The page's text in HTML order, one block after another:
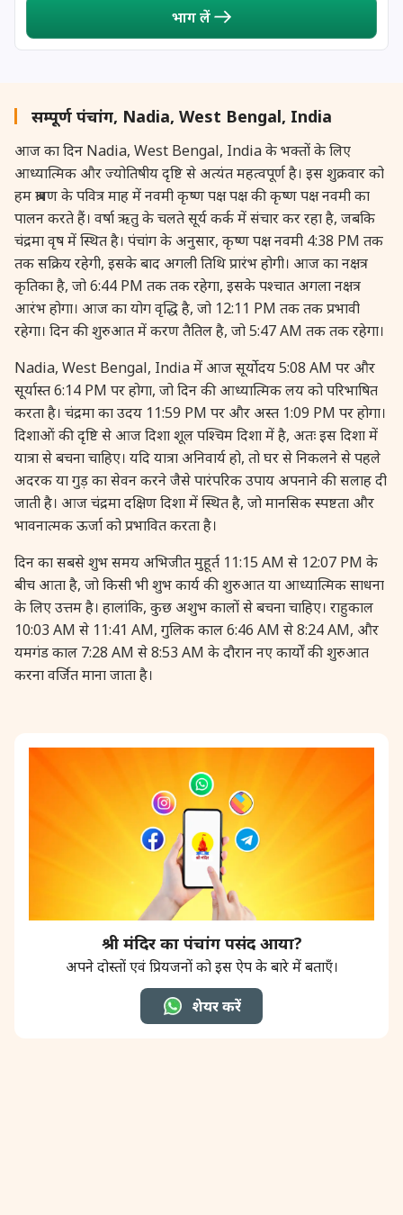
Shravana Purnima Vrat
28 August, 2026 Chandra Grahan *Anshika
28 August, 2026 Gayatri Jayanti
28 August, 2026 Narali Purnima
28 August, 2026 Rakhi
28 August, 2026 Raksha Bandhan
28 August, 2026 Sanskrit Diwas
28 August, 2026 Shravana Purnima
28 August, 2026 Varalakshmi Vrat
29 August, 2026 Bhadrapada Begins *North
29 August, 2026 Gayatri Japam
31 August, 2026 Bahula Chaturthi
Heramba Sankashti Chaturthi
31 August, 2026 Maha Sangada Hara Chathurti
भाग लें
सम्पूर्ण पंचांग, Nadia, West Bengal, India
आज का दिन Nadia, West Bengal, India के भक्तों के लिए
आध्यात्मिक और ज्योतिषीय दृष्टि से अत्यंत महत्वपूर्ण है। इस शुक्रवार को
हम श्रावण के पवित्र माह में नवमी कृष्ण पक्ष पक्ष की कृष्ण पक्ष नवमी का
पालन करते हैं। वर्षा ऋतु के चलते सूर्य कर्क में संचार कर रहा है, जबकि
चंद्रमा वृष में स्थित है। पंचांग के अनुसार, कृष्ण पक्ष नवमी 4:38 PM तक
तक सक्रिय रहेगी, इसके बाद अगली तिथि प्रारंभ होगी। आज का नक्षत्र
कृतिका है, जो 6:44 PM तक तक रहेगा, इसके पश्चात अगला नक्षत्र
आरंभ होगा। आज का योग वृद्धि है, जो 12:11 PM तक तक प्रभावी
रहेगा। दिन की शुरुआत में करण तैतिल है, जो 5:47 AM तक तक रहेगा।
Nadia, West Bengal, India में आज सूर्योदय 5:08 AM पर और
सूर्यास्त 6:14 PM पर होगा, जो दिन की आध्यात्मिक लय को परिभाषित
करता है। चंद्रमा का उदय 11:59 PM पर और अस्त 1:09 PM पर होगा।
दिशाओं की दृष्टि से आज दिशा शूल पश्चिम दिशा में है, अतः इस दिशा में
यात्रा से बचना चाहिए। यदि यात्रा अनिवार्य हो, तो घर से निकलने से पहले
अदरक या गुड़ का सेवन करने जैसे पारंपरिक उपाय अपनाने की सलाह दी
जाती है। आज चंद्रमा दक्षिण दिशा में स्थित है, जो मानसिक स्पष्टता और
भावनात्मक ऊर्जा को प्रभावित करता है।
दिन का सबसे शुभ समय अभिजीत मुहूर्त 11:15 AM से 12:07 PM के
बीच आता है, जो किसी भी शुभ कार्य की शुरुआत या आध्यात्मिक साधना
के लिए उत्तम है। हालांकि, कुछ अशुभ कालों से बचना चाहिए। राहुकाल
10:03 AM से 11:41 AM, गुलिक काल 6:46 AM से 8:24 AM, और
यमगंड काल 7:28 AM से 8:53 AM के दौरान नए कार्यों की शुरुआत
करना वर्जित माना जाता है।
श्री मंदिर का पंचांग पसंद आया?
अपने दोस्तों एवं प्रियजनों को इस ऐप के बारे में बताएँ।
शेयर करें